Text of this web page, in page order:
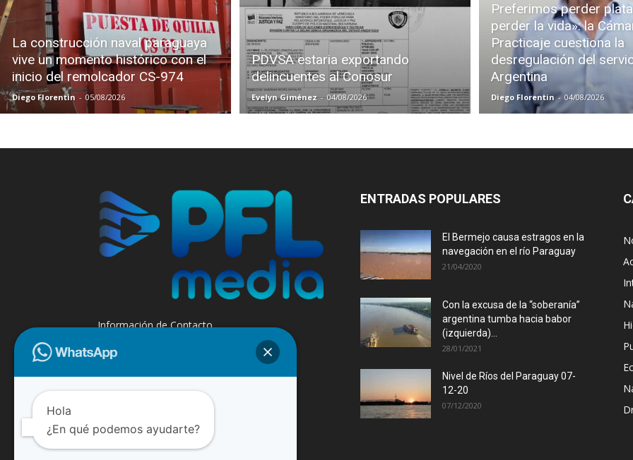
La construcción naval paraguaya
vive un momento histórico con el
inicio del remolcador CS-974
Diego Florentin - 05/08/2026
PDVSA estaria exportando
delincuentes al Conosur
Evelyn Giménez - 04/08/2026
Preferimos perder
perder la vida»: la
Practicaje cuestiona la
desregulación del
Argentina
Diego Florentin - 04/08/2026
Información de Contacto
+595 985 947508 - +595 984 509299
ENTRADAS POPULARES
El Bermejo causa estragos en la
navegación en el río Paraguay
21/04/2020
Con la excusa de la “soberanía”
argentina tumba hacia babor
(izquierda)...
28/01/2021
Nivel de Ríos del Paraguay 07-
12-20
07/12/2020
Hola
¿En qué podemos ayudarte?